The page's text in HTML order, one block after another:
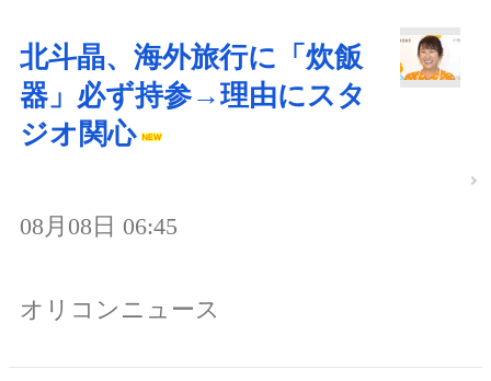
北斗晶、海外旅行に「炊飯
器」必ず持参→理由にスタ
ジオ関心
08月08日 06:45
オリコンニュース